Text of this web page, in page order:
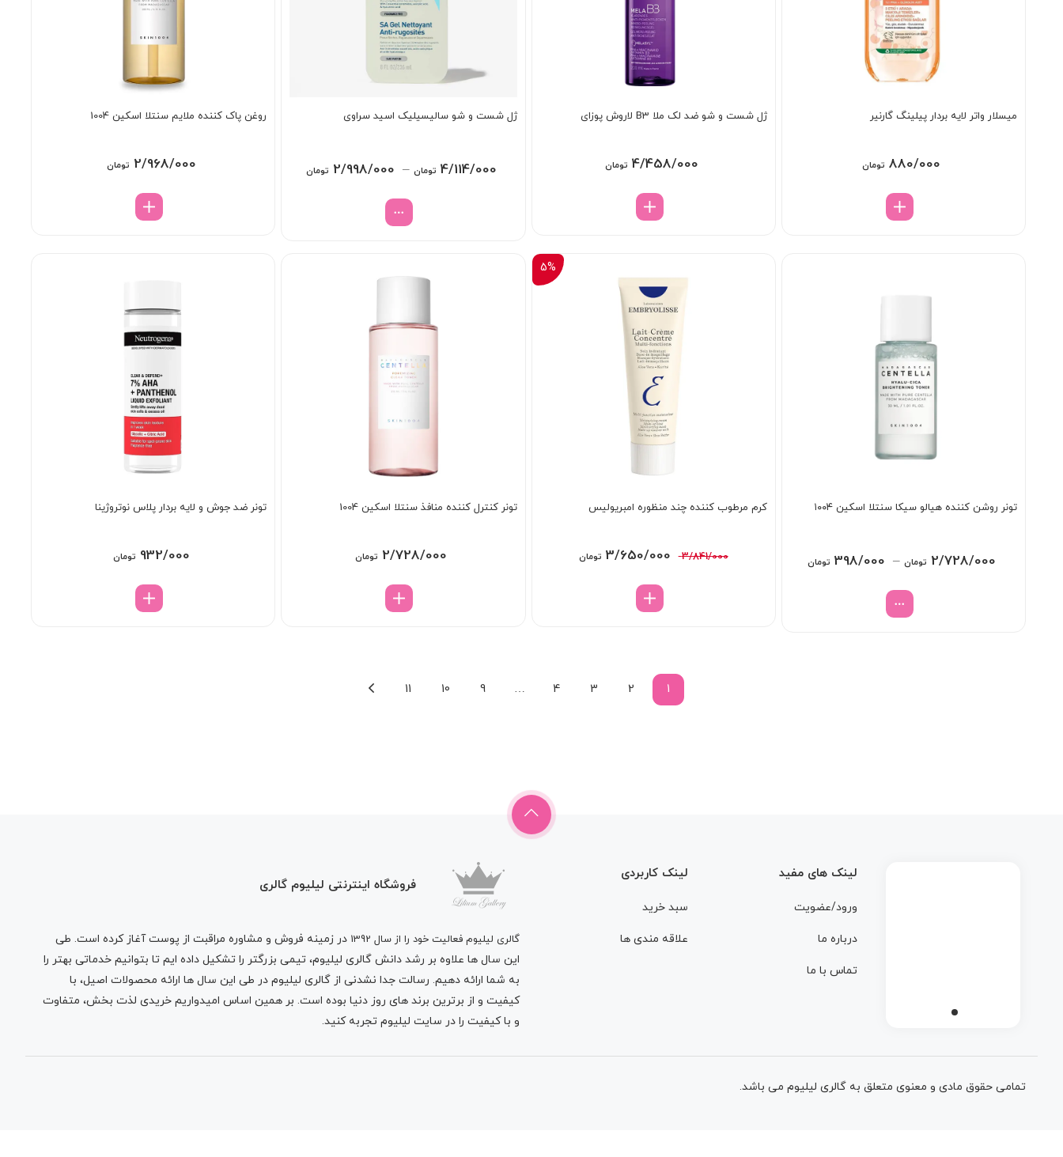
میسلار واتر لایه بردار پیلینگ گارنیر
880/000 تومان
ژل شست و شو ضد لک ملا B3 لاروش پوزای
4/458/000 تومان
ژل شست و شو سالیسیلیک اسید سراوی
4/114/000 تومان –
2/998/000 تومانPrice
روغن پاک کننده ملایم سنتلا اسکین 1004
2/968/000 تومان
تونر روشن کننده هیالو سیکا سنتلا اسکین ۱۰۰۴
2/728/000 تومان –
398/000 تومانPrice
5%
کرم مرطوب کننده چند منظوره امبریولیس
3/841/000
قیمت
بود.
3/650/000 تومانقیمت
تونر کنترل کننده منافذ سنتلا اسکین 1004
2/728/000 تومان
تونر ضد جوش و لایه بردار پلاس نوتروژینا
932/000 تومان
1
2
3
4
…
9
10
11
لینک های مفید
ورود/عضویت
درباره ما
تماس با ما
لینک کاربردی
سبد خرید
علاقه مندی ها
فروشگاه اینترنتی لیلیوم گالری
گالری لیلیوم فعالیت خود را از سال 1392
در زمینه فروش و مشاوره مراقبت از پوست آغاز کرده است. طی
این سال ها علاوه بر رشد دانش گالری لیلیوم، تیمی بزرگتر را تشکیل داده ایم تا بتوانیم خدماتی بهتر را
به شما ارائه دهیم. رسالت جدا نشدنی از گالری لیلیوم در طی این سال ها ارائه محصولات اصیل، با
کیفیت و از برترین برند های روز دنیا بوده است. بر همین اساس امیدواریم خریدی لذت بخش، متفاوت
و با کیفیت را در سایت لیلیوم تجربه کنید.
تمامی حقوق مادی و معنوی متعلق به گالری لیلیوم می باشد.